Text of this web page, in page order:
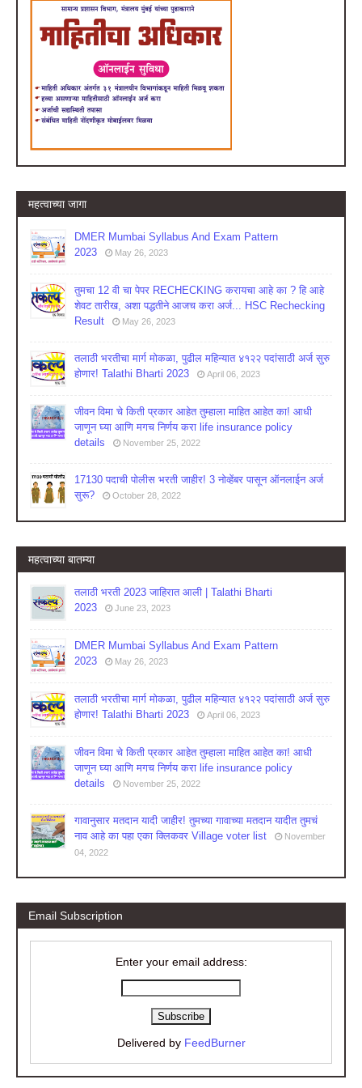
महत्वाच्या जागा
DMER Mumbai Syllabus And Exam Pattern
2023
May 26, 2023
तुमचा 12 वी चा पेपर RECHECKING करायचा आहे का ? हि आहे
शेवट तारीख, अशा पद्धतीने आजच करा अर्ज... HSC Rechecking
Result
May 26, 2023
तलाठी भरतीचा मार्ग मोकळा, पुढील महिन्यात ४१२२ पदांसाठी अर्ज सुरु
होणार! Talathi Bharti 2023
April 06, 2023
जीवन विमा चे किती प्रकार आहेत तुम्हाला माहित आहेत का! आधी
जाणून घ्या आणि मगच निर्णय करा life insurance policy
details
November 25, 2022
17130 पदाची पोलीस भरती जाहीर! 3 नोव्हेंबर पासून ऑनलाईन अर्ज
सुरू?
October 28, 2022
महत्वाच्या बातम्या
तलाठी भरती 2023 जाहिरात आली | Talathi Bharti
2023
June 23, 2023
DMER Mumbai Syllabus And Exam Pattern
2023
May 26, 2023
तलाठी भरतीचा मार्ग मोकळा, पुढील महिन्यात ४१२२ पदांसाठी अर्ज सुरु
होणार! Talathi Bharti 2023
April 06, 2023
जीवन विमा चे किती प्रकार आहेत तुम्हाला माहित आहेत का! आधी
जाणून घ्या आणि मगच निर्णय करा life insurance policy
details
November 25, 2022
गावानुसार मतदान यादी जाहीर! तुमच्या गावाच्या मतदान यादीत तुमचं
नाव आहे का पहा एका क्लिकवर Village voter list
November
04, 2022
Email Subscription
Enter your email address:
Delivered by FeedBurner